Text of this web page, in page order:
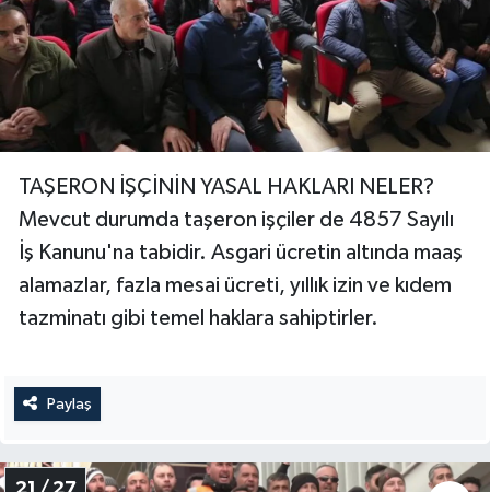
TAŞERON İŞÇİNİN YASAL HAKLARI NELER?
Mevcut durumda taşeron işçiler de 4857 Sayılı
İş Kanunu'na tabidir. Asgari ücretin altında maaş
alamazlar, fazla mesai ücreti, yıllık izin ve kıdem
tazminatı gibi temel haklara sahiptirler.
Paylaş